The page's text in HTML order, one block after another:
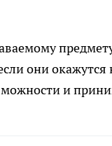
они
и